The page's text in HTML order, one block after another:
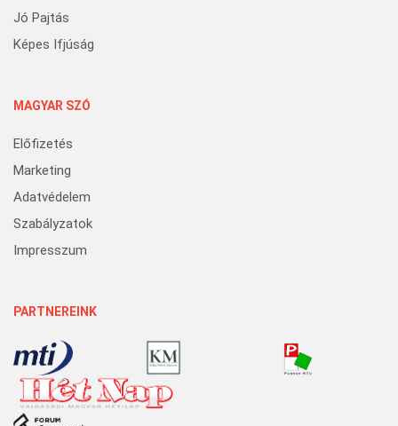
Jó Pajtás
Képes Ifjúság
MAGYAR SZÓ
Előfizetés
Marketing
Adatvédelem
Szabályzatok
Impresszum
PARTNEREINK